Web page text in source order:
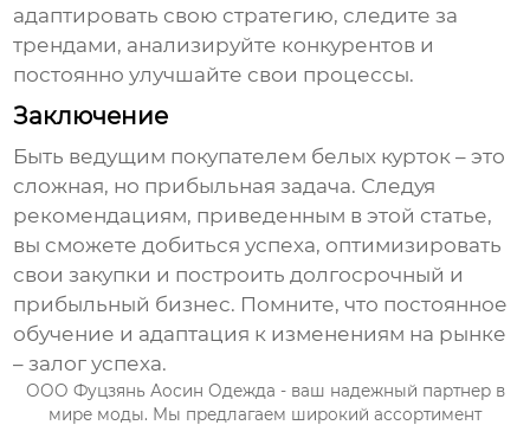
адаптировать свою стратегию, следите за
трендами, анализируйте конкурентов и
постоянно улучшайте свои процессы.
Заключение
Быть ведущим покупателем белых курток – это
сложная, но прибыльная задача. Следуя
рекомендациям, приведенным в этой статье,
вы сможете добиться успеха, оптимизировать
свои закупки и построить долгосрочный и
прибыльный бизнес. Помните, что постоянное
обучение и адаптация к изменениям на рынке
– залог успеха.
ООО Фуцзянь Аосин Одежда - ваш надежный партнер в
мире моды. Мы предлагаем широкий ассортимент